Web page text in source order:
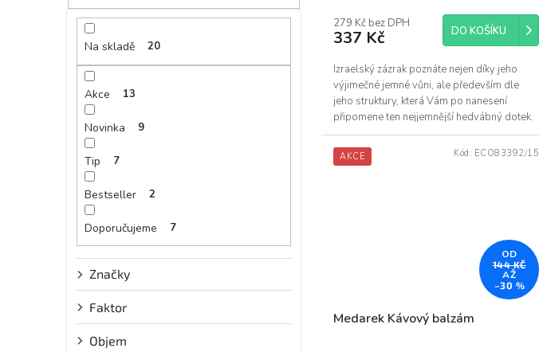
Na skladě 20
Akce 13
Novinka 9
Tip 7
Bestseller 2
Doporučujeme 7
Značky
Faktor
Objem
279 Kč bez DPH
337 Kč DO KOŠÍKU
Izraelský zázrak poznáte nejen díky jeho
výjimečné jemné vůni, ale především dle
jeho struktury, která Vám po nanesení
připomene ten nejjemnější hedvábný dotek.
Krém obsahuje...
AKCE
OD
144 KČ
AŽ
–30 %
Medarek Kávový balzám
Kód: ECO83392/15